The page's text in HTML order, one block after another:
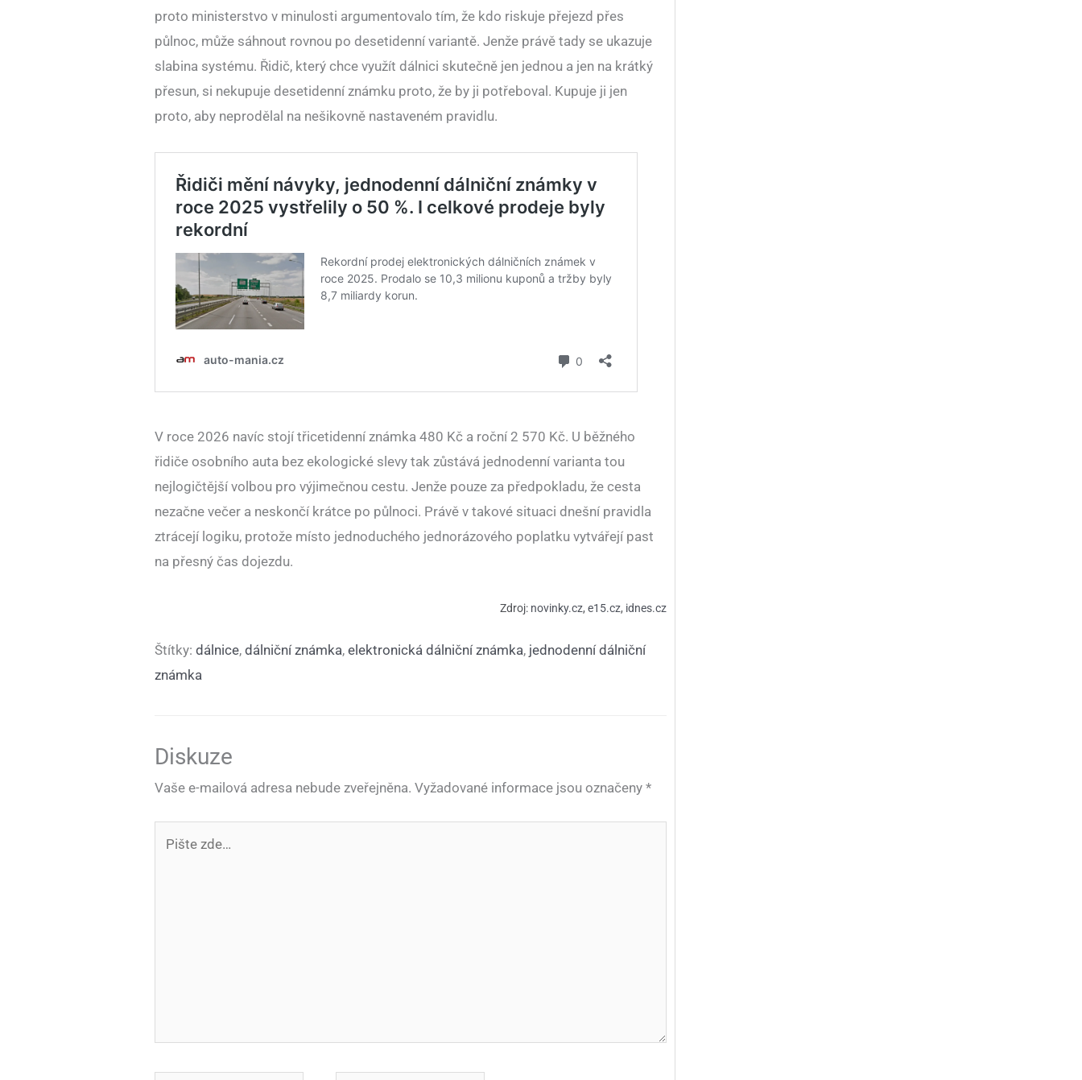
proto ministerstvo v minulosti argumentovalo tím, že kdo riskuje přejezd přes
půlnoc, může sáhnout rovnou po desetidenní variantě. Jenže právě tady se ukazuje
slabina systému. Řidič, který chce využít dálnici skutečně jen jednou a jen na krátký
přesun, si nekupuje desetidenní známku proto, že by ji potřeboval. Kupuje ji jen
proto, aby neprodělal na nešikovně nastaveném pravidlu.
V roce 2026 navíc stojí třicetidenní známka 480 Kč a roční 2 570 Kč. U běžného
řidiče osobního auta bez ekologické slevy tak zůstává jednodenní varianta tou
nejlogičtější volbou pro výjimečnou cestu. Jenže pouze za předpokladu, že cesta
nezačne večer a neskončí krátce po půlnoci. Právě v takové situaci dnešní pravidla
ztrácejí logiku, protože místo jednoduchého jednorázového poplatku vytvářejí past
na přesný čas dojezdu.
Zdroj: novinky.cz, e15.cz, idnes.cz
Štítky: dálnice, dálniční známka, elektronická dálniční známka, jednodenní dálniční
známka
Diskuze
Vaše e-mailová adresa nebude zveřejněna. Vyžadované informace jsou označeny *